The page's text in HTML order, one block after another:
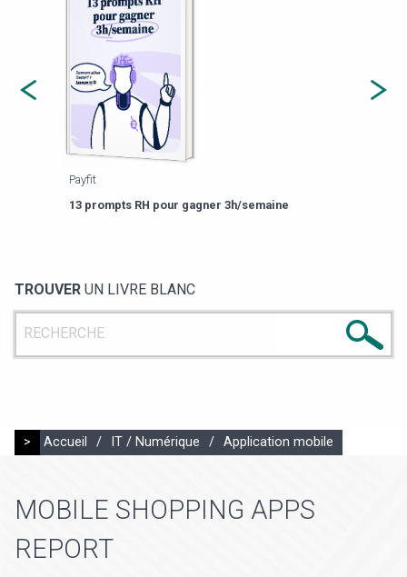
Payfit
13 prompts RH pour gagner 3h/semaine
TROUVER UN LIVRE BLANC
> Accueil / IT / Numérique / Application mobile
MOBILE SHOPPING APPS
REPORT